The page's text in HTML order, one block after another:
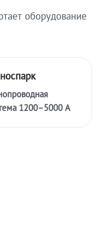
оборудование
1200–5000 А